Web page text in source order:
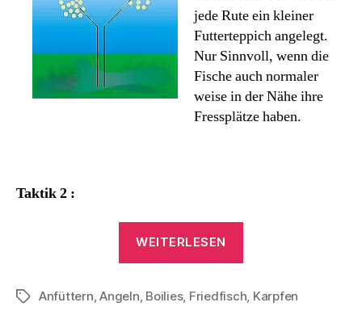
jede Rute ein kleiner
Futterteppich angelegt.
Nur Sinnvoll, wenn die
Fische auch normaler
weise in der Nähe ihre
Fressplätze haben.
Taktik 2 :
WEITERLESEN
Futterstrassen“
Schlagwörter
Anfüttern,Angeln, Boilies, Friedfisch, Karpfen